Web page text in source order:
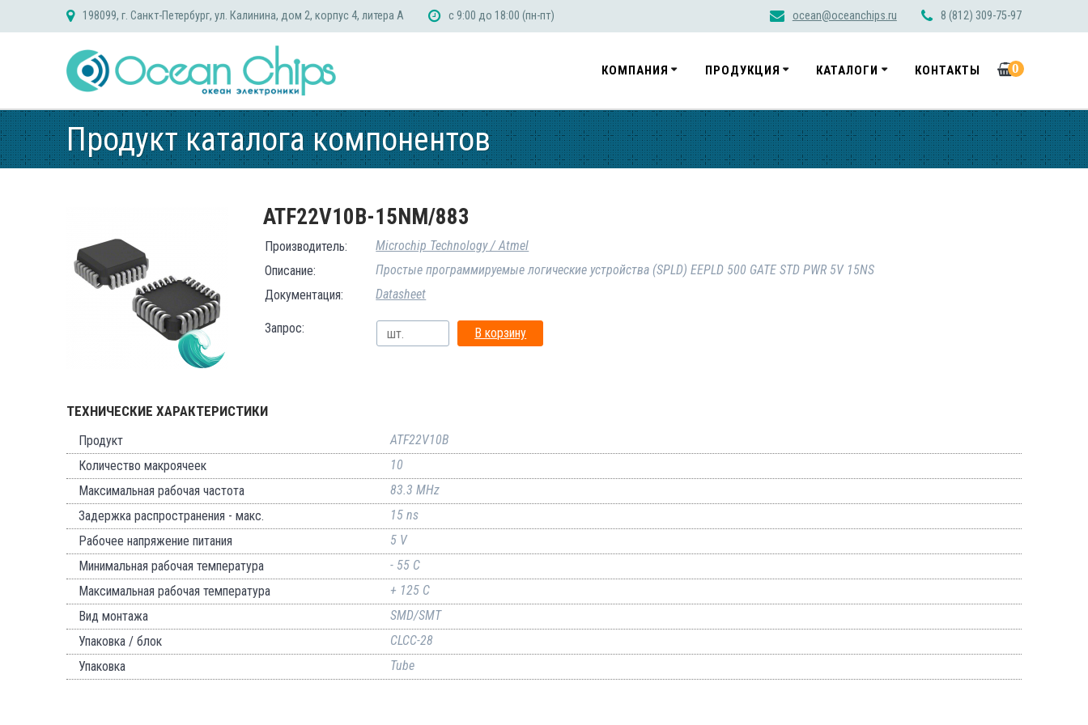
198099, г. Санкт-Петербург, ул. Калинина, дом 2, корпус 4, литера А с 9:00 до 18:00 (пн-пт) ocean@oceanchips.ru 8 (812) 309-75-97
КОМПАНИЯ ПРОДУКЦИЯ КАТАЛОГИ КОНТАКТЫ 0
Продукт каталога компонентов
ATF22V10B-15NM/883
Производитель:
Microchip Technology / Atmel
Описание:
Простые программируемые логические устройства (SPLD) EEPLD 500 GATE STD PWR 5V 15NS
Документация:
Datasheet
Запрос: В корзину
ТЕХНИЧЕСКИЕ ХАРАКТЕРИСТИКИ
Продукт
ATF22V10B
Количество макроячеек
10
Максимальная рабочая частота
83.3 MHz
Задержка распространения - макс.
15 ns
Рабочее напряжение питания
5 V
Минимальная рабочая температура
- 55 C
Максимальная рабочая температура
+ 125 C
Вид монтажа
SMD/SMT
Упаковка / блок
CLCC-28
Упаковка
Tube